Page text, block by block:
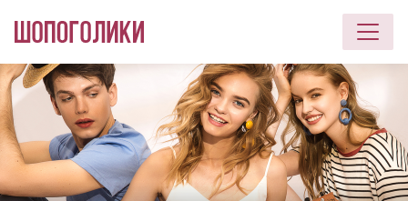
Перейти к основному содержанию